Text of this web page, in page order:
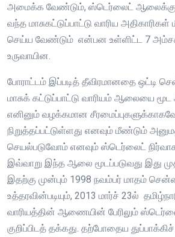
அமைக்க வேண்டும், ஸ்டெர்லைட் ஆலைக்கு
வந்த மாசுகட்டுப்பாட்டு வாரிய அதிகாரிகள்
செய்ய வேண்டும் என்பன உள்ளிட்ட 7
உருவாயின.
போராட்டம் இப்படித் தீவிரமானதை ஒட்டி
மாசுக் கட்டுப்பாட்டு வாரியம் ஆலையை
எனினும் வழக்கமான
நிறுத்தப்பட்டுள்ளது எனவும் மீண்டும்
செயல்படுவோம் எனவும் ஸ்டெர்லைட்
இவ்வாறு இந்த ஆலை மூடப்படுவது இது
இதற்கு முன்பும் 1998 நவம்பர் மாதம்
உத்தரவின்படியும், 2013 மார்ச் 23ல்
வாரியத்தின் ஆணையின் பேரிலும்
குறிப்பிடத் தக்கது. தற்போதைய